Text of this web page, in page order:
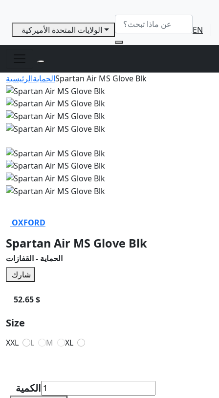
EN
الرئيسيةالحمايةSpartan Air MS Glove Blk
OXFORD
Spartan Air MS Glove Blk
الحماية - القفازات
شارك
52.65 $
Size
XXL L M XL
الكمية